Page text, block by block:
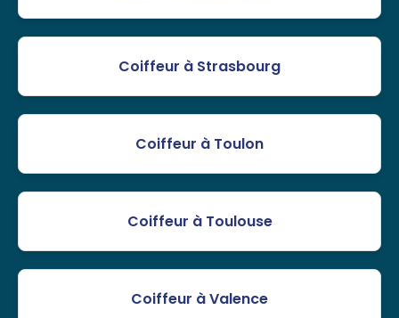
Coiffeur à Strasbourg
Coiffeur à Toulon
Coiffeur à Toulouse
Coiffeur à Valence